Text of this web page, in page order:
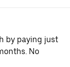
by paying just
No